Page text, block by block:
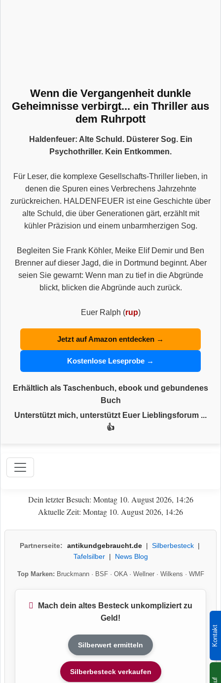
Kontakt
Wenn die Vergangenheit dunkle
Geheimnisse verbirgt... ein Thriller aus
dem Ruhrpott
Haldenfeuer: Alte Schuld. Düsterer Sog. Ein
Psychothriller. Kein Entkommen.
Für Leser, die komplexe Gesellschafts-Thriller lieben, in
denen die Spuren eines Verbrechens Jahrzehnte
zurückreichen. HALDENFEUER ist eine Geschichte über
alte Schuld, die über Generationen gärt, erzählt mit
kühler Präzision und einem unbarmherzigen Sog.
Begleiten Sie Frank Köhler, Meike Elif Demir und Ben
Brenner auf dieser Jagd, die in Dortmund beginnt. Aber
seien Sie gewarnt: Wenn man zu tief in die Abgründe
blickt, blicken die Abgründe auch zurück.
Euer Ralph (rup)
Jetzt auf Amazon entdecken →
Kostenlose Leseprobe →
Erhältlich als Taschenbuch, ebook und gebundenes
Buch
Unterstützt mich, unterstützt Euer Lieblingsforum ...
👍
Dein letzter Besuch: Montag 10. August 2026, 14:26
Aktuelle Zeit: Montag 10. August 2026, 14:26
Partnerseite: antikundgebraucht.de| Silberbesteck|
Tafelsilber| News Blog
Top Marken: Bruckmann· BSF· OKA· Wellner· Wilkens · WMF
Mach dein altes Besteck unkompliziert zu
Geld!
Silberwert ermitteln
Silberbesteck verkaufen